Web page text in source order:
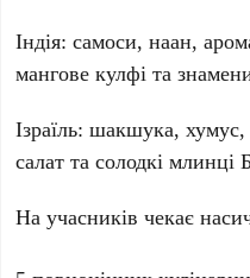
Індія: самоси, наан,
мангове кулфі та
Ізраїль: шакшука, хумус,
салат та солодкі млинці
На учасників чекає